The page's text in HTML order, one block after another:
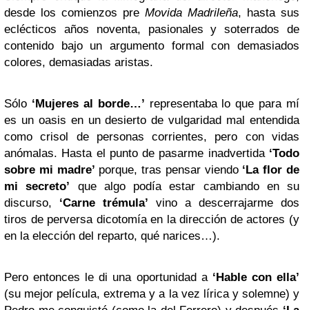
desde los comienzos pre Movida Madrileña, hasta sus
eclécticos años noventa, pasionales y soterrados de
contenido bajo un argumento formal con demasiados
colores, demasiadas aristas.
Sólo ‘Mujeres al borde…’ representaba lo que para mí
es un oasis en un desierto de vulgaridad mal entendida
como crisol de personas corrientes, pero con vidas
anómalas. Hasta el punto de pasarme inadvertida ‘Todo
sobre mi madre’ porque, tras pensar viendo ‘La flor de
mi secreto’ que algo podía estar cambiando en su
discurso, ‘Carne trémula’ vino a descerrajarme dos
tiros de perversa dicotomía en la dirección de actores (y
en la elección del reparto, qué narices…).
Pero entonces le di una oportunidad a ‘Hable con ella’
(su mejor película, extrema y a la vez lírica y solemne) y